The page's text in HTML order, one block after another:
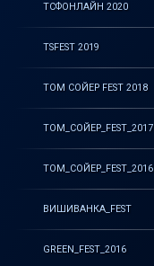
ТСФОНЛАЙН 2020
TSFEST 2019
ТОМ СОЙЕР FEST 2018
ТОМ_СОЙЕР_FEST_2017
ТОМ_СОЙЕР_FEST_2016
ВИШИВАНКА_FEST
GREEN_FEST_2016